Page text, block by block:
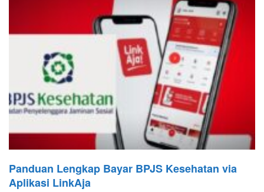
Panduan Lengkap Bayar BPJS Kesehatan via
Aplikasi LinkAja